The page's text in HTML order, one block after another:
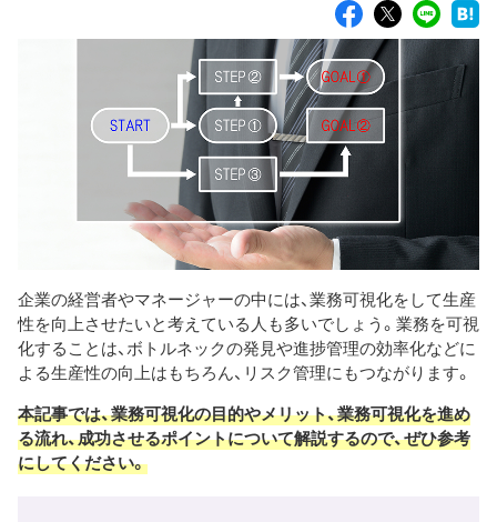
企業の経営者やマネージャーの中には、業務可視化をして生産
性を向上させたいと考えている人も多いでしょう。業務を可視
化することは、ボトルネックの発見や進捗管理の効率化などに
よる生産性の向上はもちろん、リスク管理にもつながります。
本記事では、業務可視化の目的やメリット、業務可視化を進め
る流れ、成功させるポイントについて解説するので、ぜひ参考
にしてください。